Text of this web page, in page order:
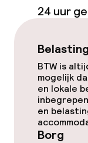
Zakelijke
24 uur
BTW is
mogelijk
en lokale
en
Borg